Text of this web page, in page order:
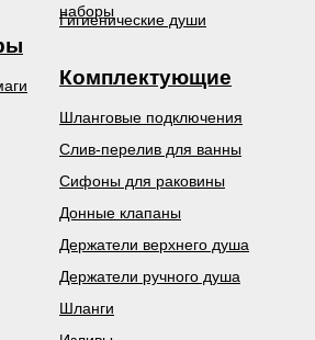
Гигиенические души
Комплектующие
Шланговые подключения
Слив-перелив для ванны
Сифоны для раковины
Донные клапаны
наборы
Держатели верхнего душа
Держатели ручного душа
Шланги